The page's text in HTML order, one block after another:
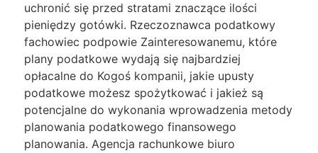
uchronić się przed stratami znaczące ilości
pieniędzy gotówki. Rzeczoznawca podatkowy
fachowiec podpowie Zainteresowanemu, które
plany podatkowe wydają się najbardziej
opłacalne do Kogoś kompanii, jakie upusty
podatkowe możesz spożytkować i jakież są
potencjalne do wykonania wprowadzenia metody
planowania podatkowego finansowego
planowania. Agencja rachunkowe biuro